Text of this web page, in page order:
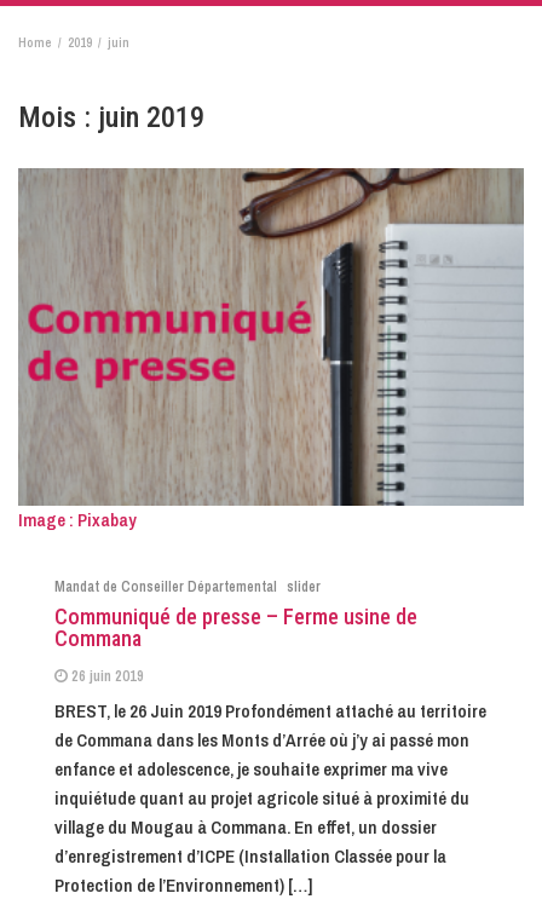
Home 2019 juin
Mois : juin 2019
Image : Pixabay
Mandat de Conseiller Départemental slider
Communiqué de presse – Ferme usine de
Commana
26 juin 2019
BREST, le 26 Juin 2019 Profondément attaché au territoire
de Commana dans les Monts d’Arrée où j’y ai passé mon
enfance et adolescence, je souhaite exprimer ma vive
inquiétude quant au projet agricole situé à proximité du
village du Mougau à Commana. En effet, un dossier
d’enregistrement d’ICPE (Installation Classée pour la
Protection de l’Environnement) […]